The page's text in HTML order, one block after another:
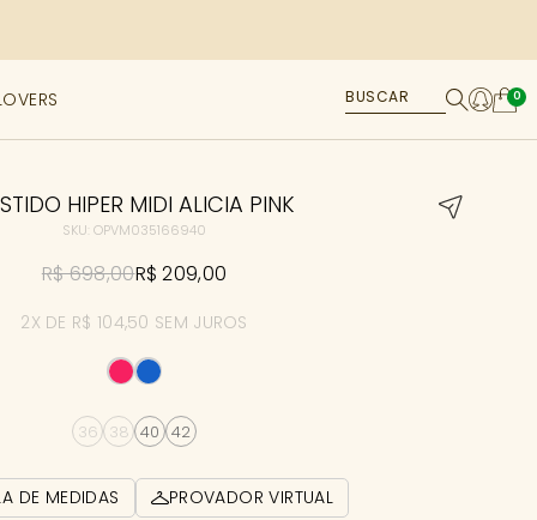
0
HIPER MIDI ALICIA PINK
SKU: OPVM035166940
R$ 698,00R$ 209,00
2X DE R$ 104,50 SEM JUROS
36 38 40 42
DE MEDIDAS PROVADOR VIRTUAL